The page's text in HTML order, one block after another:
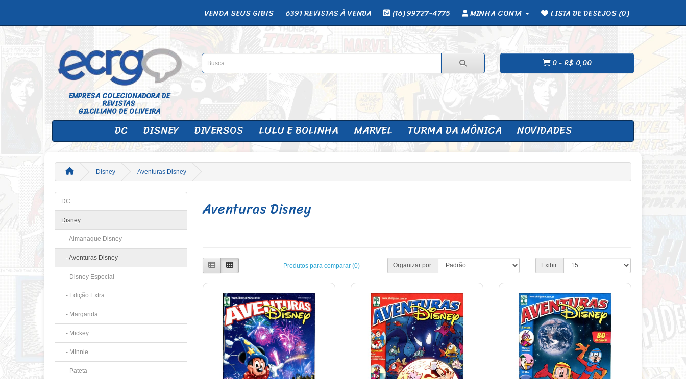
VENDA SEUS GIBIS 6391 REVISTAS À VENDA (16) 99727-4775 MINHA CONTA LISTA DE DESEJOS (0)
EMPRESA COLECIONADORA DE
REVISTAS
GILCILIANO DE OLIVEIRA
0 - R$ 0,00
DC DISNEY DIVERSOS LULU E BOLINHA MARVEL TURMA DA MÔNICA NOVIDADES
Disney Aventuras Disney
DC
Disney
- Almanaque Disney
- Aventuras Disney
- Disney Especial
- Edição Extra
- Margarida
- Mickey
- Minnie
- Pateta
Aventuras Disney
Produtos para comparar (0) Organizar por: Exibir: